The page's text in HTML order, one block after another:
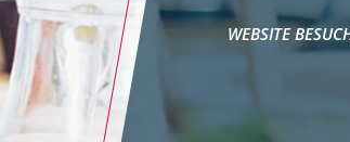
WEBSITE